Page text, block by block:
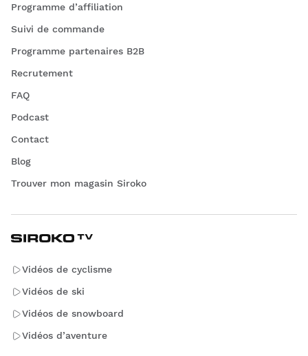
Programme d’affiliation
Suivi de commande
Programme partenaires B2B
Recrutement
FAQ
Podcast
Contact
Blog
Trouver mon magasin Siroko
Vidéos de cyclisme
Vidéos de ski
Vidéos de snowboard
Vidéos d’aventure